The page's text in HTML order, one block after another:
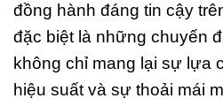
đồng hành đáng tin cậy
đặc biệt là những chuyến
không chỉ mang lại sự lựa
hiệu suất và sự thoải mái